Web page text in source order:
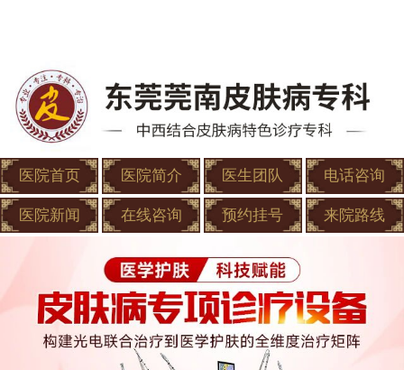
医院首页 医院简介 医生团队 电话咨询
医院新闻 在线咨询 预约挂号 来院路线